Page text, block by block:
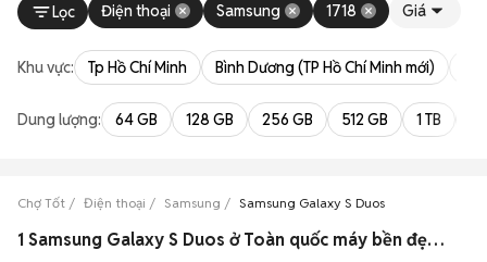
Lọc Điện thoại Samsung 1718 Giá
Khu vực: Tp Hồ Chí Minh Bình Dương (TP Hồ Chí Minh mới)
Dung lượng: 64 GB 128 GB 256 GB 512 GB 1 TB
Chợ Tốt Điện thoại Samsung Samsung Galaxy S Duos
1 Samsung Galaxy S Duos ở Toàn quốc máy bền đẹp đang bán 08/2026